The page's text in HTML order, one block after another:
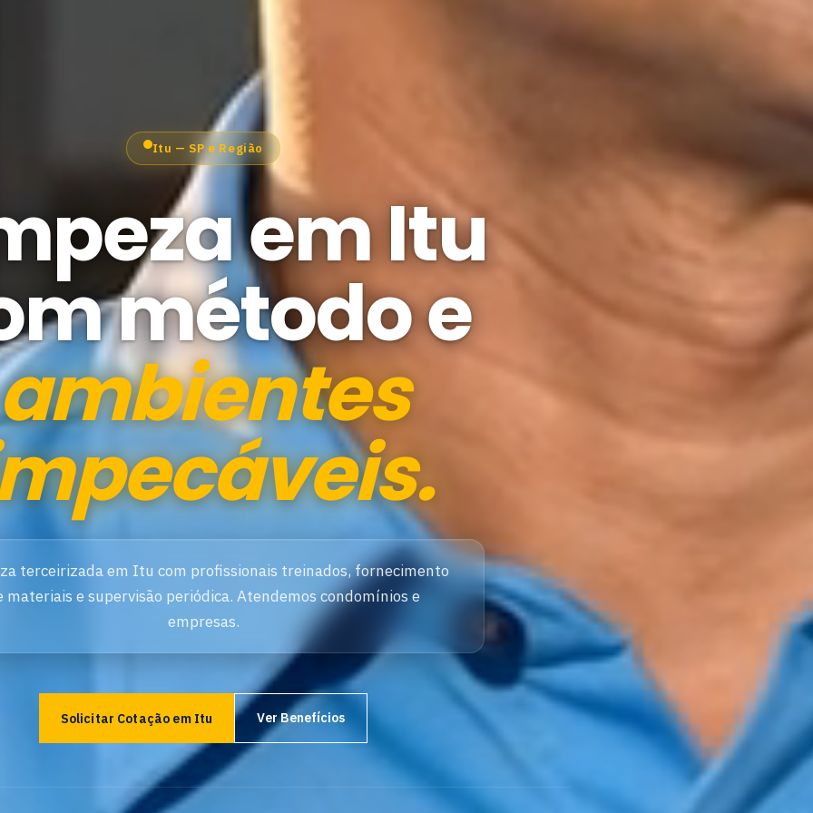
Itu — SP e Região
em Itu
método e
terceirizada em Itu com profissionais treinados, fornecimento
materiais e supervisão periódica. Atendemos condomínios e
empresas.
Solicitar Cotação em Itu Ver Benefícios